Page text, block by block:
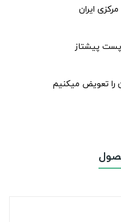
ایران
پست پیشتاز
را تعویض میکنیم